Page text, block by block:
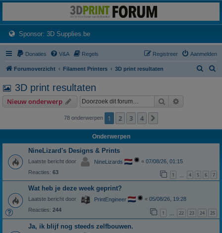
Het 3D print forum van de Benelux na de sluiting van 3dprintforum.nl
Sponsor: 3D Supplies.be(Opens a new tab)
Donaties V&A Regels Aanmelden
Registreer
Forumoverzicht Filament Printers 3D print resultaten
3D print resultaten
Nieuw onderwerp Zoek
78 onderwerpen 1 2 3 4
Onderwerpen
NineLizard's Designs & Prints
Laatste bericht door NineLizards « 07/08/26, 01:15
Reacties: 63 1 4 5 6 7
Wat heb je deze week geprint?
Laatste bericht door PrintEngineer « 05/08/26, 19:28
Reacties: 244 1 22 23 24 25
Ja, ik blijf nog steeds zelfbouwen.